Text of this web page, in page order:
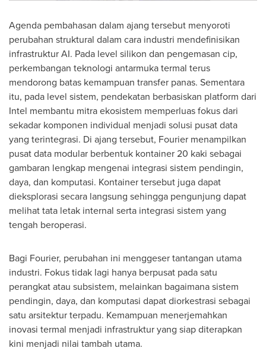
Agenda pembahasan dalam ajang tersebut menyoroti
perubahan struktural dalam cara industri mendefinisikan
infrastruktur AI. Pada level silikon dan pengemasan cip,
perkembangan teknologi antarmuka termal terus
mendorong batas kemampuan transfer panas. Sementara
itu, pada level sistem, pendekatan berbasiskan platform dari
Intel membantu mitra ekosistem memperluas fokus dari
sekadar komponen individual menjadi solusi pusat data
yang terintegrasi. Di ajang tersebut, Fourier menampilkan
pusat data modular berbentuk kontainer 20 kaki sebagai
gambaran lengkap mengenai integrasi sistem pendingin,
daya, dan komputasi. Kontainer tersebut juga dapat
dieksplorasi secara langsung sehingga pengunjung dapat
melihat tata letak internal serta integrasi sistem yang
tengah beroperasi.
Bagi Fourier, perubahan ini menggeser tantangan utama
industri. Fokus tidak lagi hanya berpusat pada satu
perangkat atau subsistem, melainkan bagaimana sistem
pendingin, daya, dan komputasi dapat diorkestrasi sebagai
satu arsitektur terpadu. Kemampuan menerjemahkan
inovasi termal menjadi infrastruktur yang siap diterapkan
kini menjadi nilai tambah utama.